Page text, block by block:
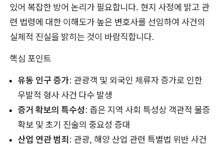
있어 복잡한 방어 논리가 필요합니다. 현지 사정에 밝고 관
련 법령에 대한 이해도가 높은 변호사를 선임하여 사건의
실체적 진실을 밝히는 것이 바람직합니다.
핵심 포인트
유동 인구 증가: 관광객 및 외국인 체류자 증가로 인한
우발적 형사 사건 다수 발생
증거 확보의 특수성: 좁은 지역 사회 특성상 객관적 물증
확보 및 초기 진술의 중요성 증대
산업 연관 범죄: 관광, 해양 산업 관련 특별법 위반 사건